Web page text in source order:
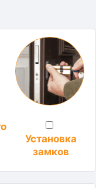
Установка
замков